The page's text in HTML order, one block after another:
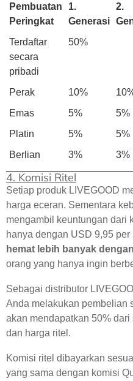
Pembuatan
Peringkat
1.
Generasi
2.
Terdaftar
secara
pribadi
50%
Perak 10%
Emas
5% 5%
Platin
5% 5%
Berlian
3% 3%
4. Komisi Ritel
Setiap produk LIVEGOOD
harga eceran. Sementara
mengambil keuntungan dari
hanya dengan USD 9,95
hemat lebih banyak
orang yang hanya ingin
Sebagai distributor
Anda melakukan pembelian
akan mendapatkan 50%
dan harga ritel.
Komisi ritel dibayarkan
yang sama dengan komisi